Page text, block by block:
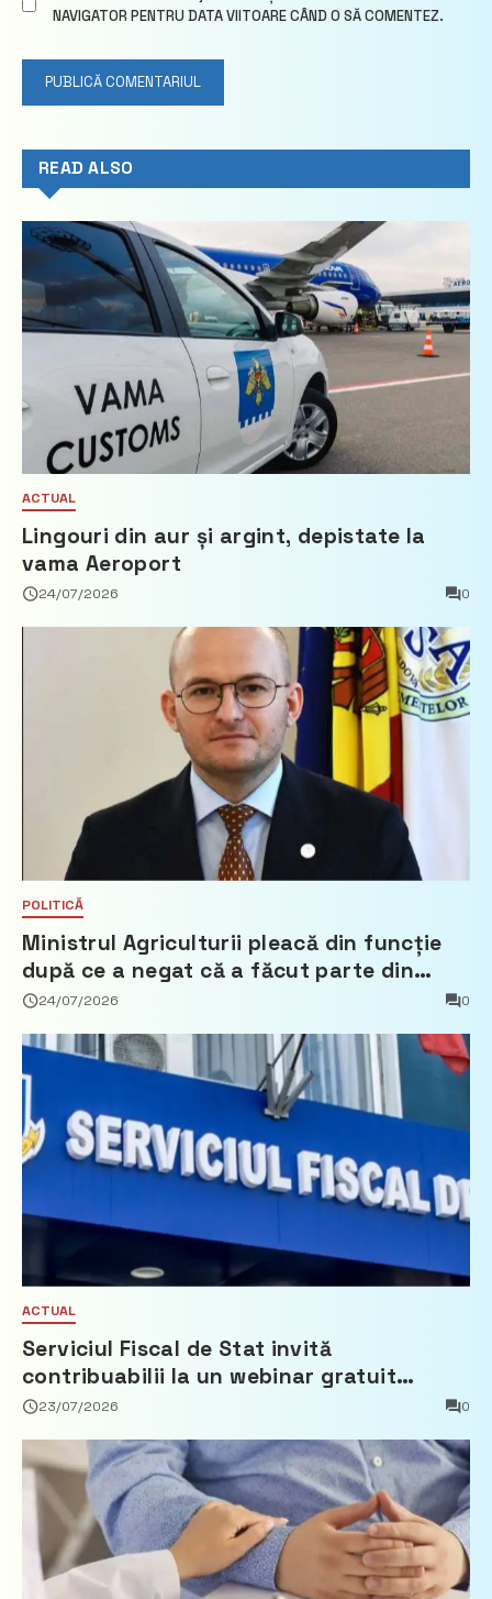
NAVIGATOR PENTRU DATA VIITOARE CÂND O SĂ COMENTEZ.
READ ALSO
ACTUAL
Lingouri din aur și argint, depistate la
vama Aeroport
24/07/2026 0
POLITICĂ
Ministrul Agriculturii pleacă din funcție
după ce a negat că a făcut parte din
Partidul Democrat
24/07/2026 0
ACTUAL
Serviciul Fiscal de Stat invită
contribuabilii la un webinar gratuit
privind calculul impozitului pe bunurile
23/07/2026 0